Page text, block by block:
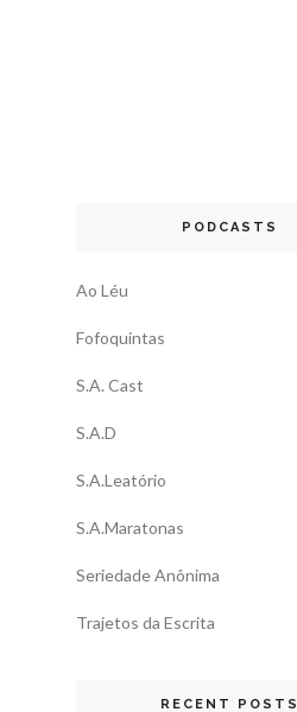
PODCASTS
Ao Léu
Fofoquintas
S.A. Cast
S.A.D
S.A.Leatório
S.A.Maratonas
Seriedade Anônima
Trajetos da Escrita
RECENT POSTS